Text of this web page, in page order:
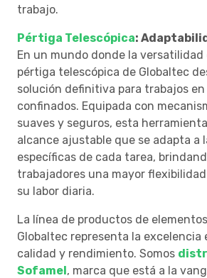
trabajo.
Pértiga Telescópica:
En un mundo donde la versatilidad
pértiga telescópica de Globaltec
solución definitiva para trabajos
confinados. Equipada con
suaves y seguros, esta
alcance ajustable que se adapta a
específicas de cada tarea,
trabajadores una mayor
su labor diaria.
La línea de productos de
Globaltec representa la excelencia
calidad y rendimiento. Somos
Sofamel, marca que está a la